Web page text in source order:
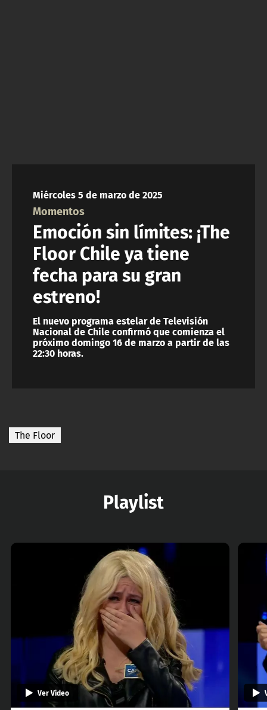
Miércoles 5 de marzo de 2025
Momentos
Emoción sin límites: ¡The
Floor Chile ya tiene
fecha para su gran
estreno!
El nuevo programa estelar de Televisión
Nacional de Chile confirmó que comienza el
próximo domingo 16 de marzo a partir de las
22:30 horas.
The Floor
Playlist
Ver Video